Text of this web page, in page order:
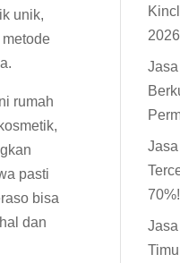
unik,
rumah
pasti
bisa
dan
2026
70%!